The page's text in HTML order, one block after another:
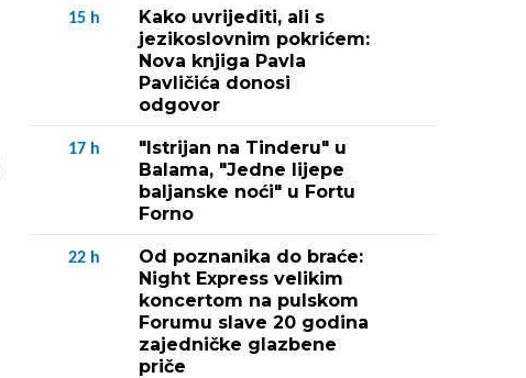
15 h
Kako uvrijediti, ali s
jezikoslovnim pokrićem:
Nova knjiga Pavla
Pavličića donosi
odgovor
17 h
"Istrijan na Tinderu" u
Balama, "Jedne lijepe
baljanske noći" u Fortu
Forno
22 h
Od poznanika do braće:
Night Express velikim
koncertom na pulskom
Forumu slave 20 godina
zajedničke glazbene
priče